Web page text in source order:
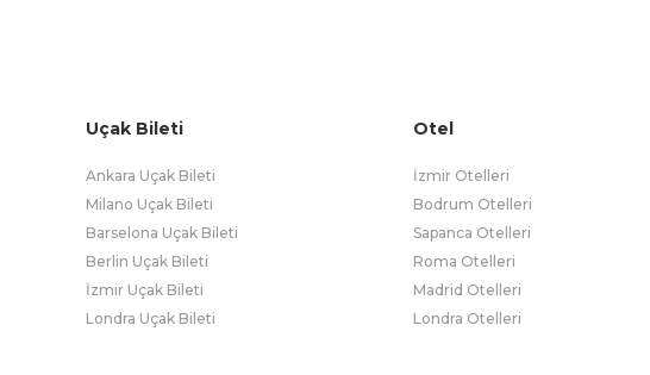
Uçak Bileti
Ankara Uçak Bileti
Milano Uçak Bileti
Barselona Uçak Bileti
Berlin Uçak Bileti
İzmir Uçak Bileti
Londra Uçak Bileti
Otel
İzmir Otelleri
Bodrum Otelleri
Sapanca Otelleri
Roma Otelleri
Madrid Otelleri
Londra Otelleri